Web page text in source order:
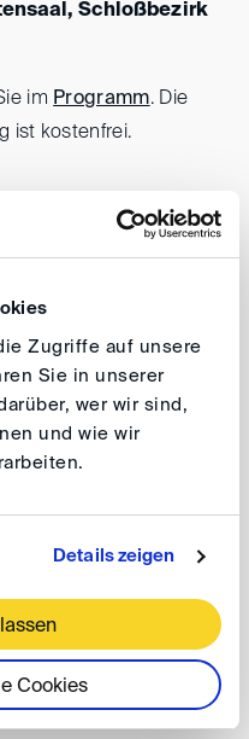
Zugriffe auf unsere
Sie in unserer
wer wir sind,
und wie wir
Details zeigen
Cookies
Schloßbezirk
im Programm. Die
ist kostenfrei.
15. Juni 2025über
Falls Sie noch
senden Sie
events(at)disarb.org
Bahn
für die Anreise zur